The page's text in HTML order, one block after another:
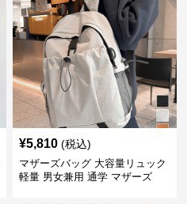
¥5,810 (税込)
マザーズバッグ 大容量リュック
軽量 男女兼用 通学 マザーズ